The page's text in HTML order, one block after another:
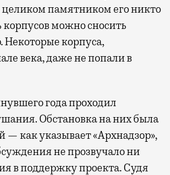
памятником его никто
корпусов можно сносить
Некоторые корпуса,
века, даже не попали в
года проходил
Обстановка на них была
— как указывает «Архнадзор»,
не прозвучало ни
в поддержку проекта. Судя